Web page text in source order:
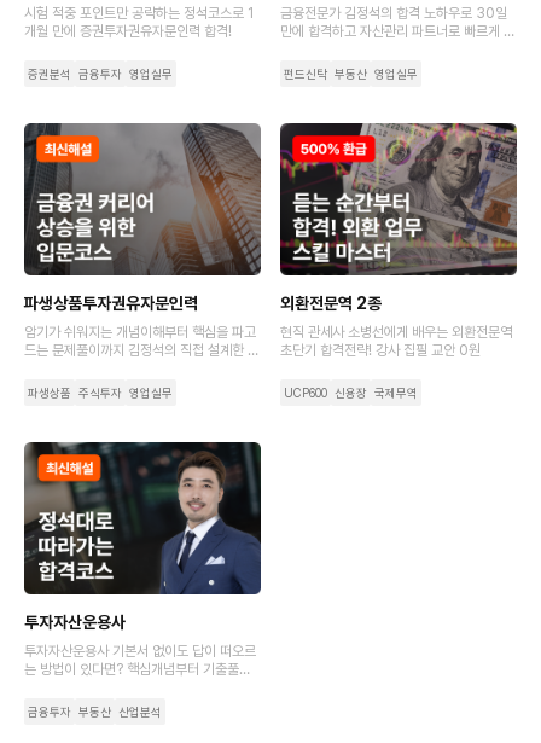
시험 적중 포인트만 공략하는 정석코스로 1
개월 만에 증권투자권유자문인력 합격!
증권분석 금융투자 영업실무
금융전문가 김정석의 합격 노하우로 30일
만에 합격하고 자산관리 파트너로 빠르게 성
펀드신탁 부동산 영업실무
파생상품투자권유자문인력
암기가 쉬워지는 개념이해부터 핵심을 파고
드는 문제풀이까지 김정석의 직접 설계한 커
파생상품 주식투자 영업실무
외환전문역 2종
현직 관세사 소병선에게 배우는 외환전문역
초단기 합격전략! 강사 집필 교안 0원
UCP600 신용장 국제무역
투자자산운용사
투자자산운용사 기본서 없이도 답이 떠오르
는 방법이 있다면? 핵심개념부터 기출풀이
자도 쉽게 시작하는 최단기 코스로 시작하세
금융투자 부동산 산업분석